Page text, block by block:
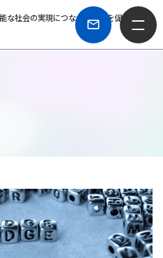
な社会の実現につながる行動を促す